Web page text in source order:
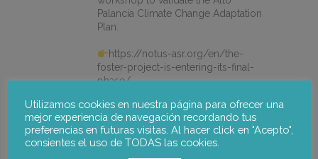
Palancia Climate Change Adaptation
Plan.
https://notus-asr.org/en/the-
foster-project-is-entering-its-final-
phase/
X
Utilizamos cookies en nuestra página para ofrecer una
mejor experiencia de navegación recordando tus
preferencias en futuras visitas. Al hacer click en "Acepto",
consientes el uso de TODAS las cookies.